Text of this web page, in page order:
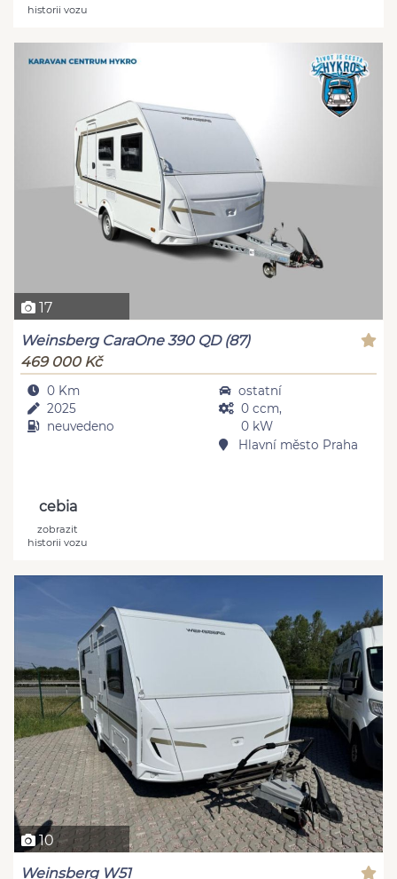
historii vozu
17
Weinsberg CaraOne 390 QD (87)
469 000 Kč
0 Km
2025
neuvedeno
ostatní
0 ccm,
0 kW
Hlavní město Praha
cebia
zobrazit
historii vozu
10
Weinsberg W51